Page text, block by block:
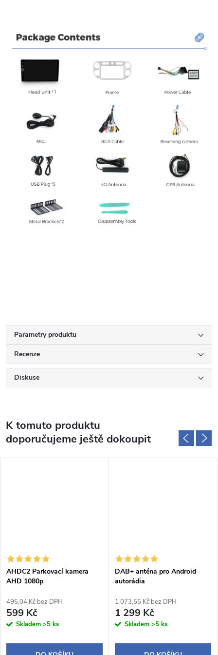
Parametry produktu
Recenze
Diskuse
K tomuto produktu
doporučujeme ještě dokoupit
AHDC2 Parkovací kamera
AHD 1080p
495,04 Kč bez DPH
599 Kč
Skladem >5 ks
DAB+ anténa pro Android
autorádia
1 073,55 Kč bez DPH
1 299 Kč
Skladem >5 ks